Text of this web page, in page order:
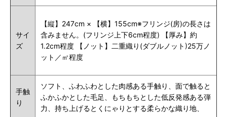
サイ
ズ
【縦】247cm × 【横】155cm※フリンジ(房)の長さは
含みません。(フリンジ上下6cm程度) 【厚み】約
1.2cm程度 【ノット】二重織り(ダブルノット)25万ノ
ット／㎡程度
手触
り
ソフト、ふわふわとした肉感ある手触り、面で触ると
ふかふかとした毛足、もちもちとした低反発感ある弾
力、持ち上げるとくにゃりとする柔らかな織り地、